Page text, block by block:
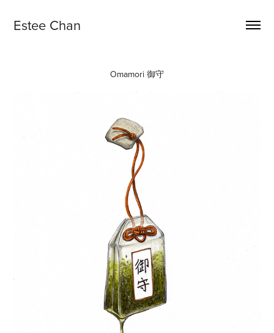
Estee Chan
Omamori 御守